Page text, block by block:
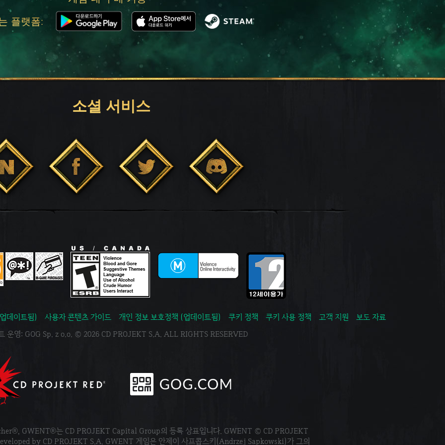
플랫폼:
소셜 서비스
데이트됨) 사용자 콘텐츠 가이드 개인 정보 보호정책 (업데이트됨) 쿠키 정책 쿠키 사용 정책 고객 지원
보도 자료
운영: GOG Sp. z o.o. © 2026 CD PROJEKT S.A. ALL RIGHTS RESERVED
GWENT®는 CD PROJEKT Capital Group의 등록 상표입니다. GWENT © CD PROJEKT
by CD PROJEKT S.A. GWENT 게임은 안제이 사프콥스키(Andrzej Sapkowski)가 그의